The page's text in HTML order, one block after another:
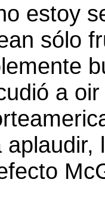
estoy
sólo
a oir